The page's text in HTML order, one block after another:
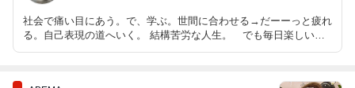
社会で痛い目にあう。で、学ぶ。世間に合わせる→だーーっと疲れ
る。自己表現の道へいく。 結構苦労な人生。 でも毎日楽しい。
これからの人生も楽しい (ハズ) 。